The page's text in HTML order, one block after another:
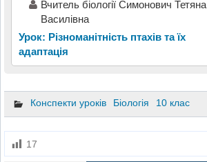
Вчитель біології Симонович Тетяна
Василівна
Урок: Різноманітність птахів та їх
адаптація
Конспекти уроків Біологія 10 клас
17